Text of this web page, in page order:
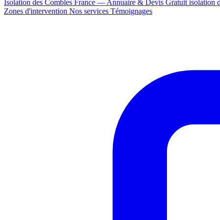
Isolation des Combles France — Annuaire & Devis Gratuit isolation
Zones d'intervention Nos services Témoignages